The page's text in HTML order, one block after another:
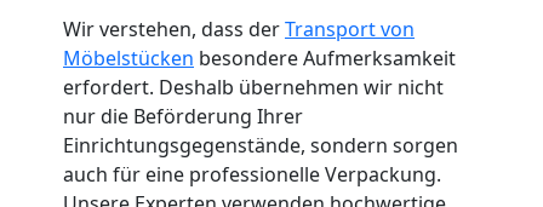
Wir verstehen, dass derTransport von
Möbelstücken besondere Aufmerksamkeit
erfordert. Deshalb übernehmen wir nicht
nur die Beförderung Ihrer
Einrichtungsgegenstände, sondern sorgen
auch für eine professionelle Verpackung.
Firmenumzug
Wiener
Neustadt